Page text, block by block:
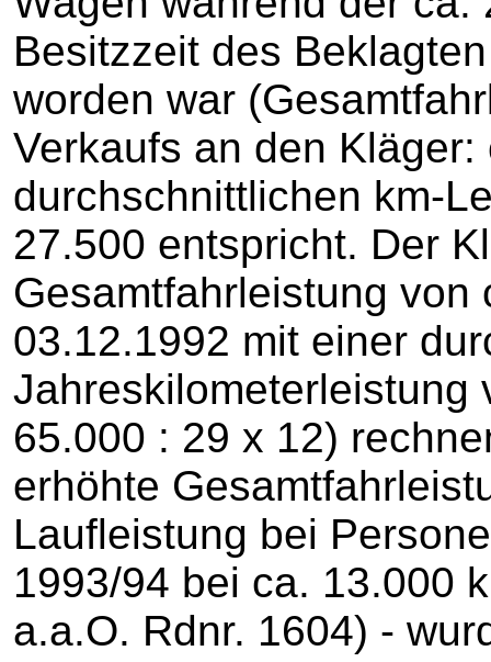
Besitzzeit des
worden war
Verkaufs an den
durchschnittlichen km-
27.500 entspricht. Der
Gesamtfahrleistung von
03.12.1992 mit einer
Jahreskilometerleistung
65.000 : 29 x 12)
erhöhte
Laufleistung bei
1993/94 bei ca. 13.000
a.a.O. Rdnr. 1604) -